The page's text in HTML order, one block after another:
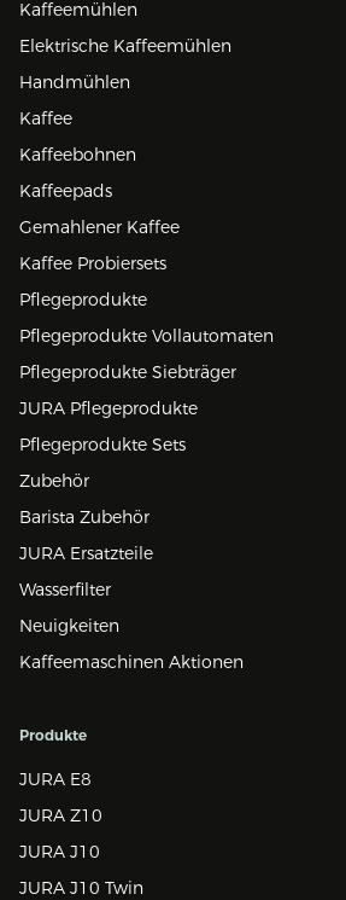
Kaffeemühlen
Elektrische Kaffeemühlen
Handmühlen
Kaffee
Kaffeebohnen
Kaffeepads
Gemahlener Kaffee
Kaffee Probiersets
Pflegeprodukte
Pflegeprodukte Vollautomaten
Pflegeprodukte Siebträger
JURA Pflegeprodukte
Pflegeprodukte Sets
Zubehör
Barista Zubehör
JURA Ersatzteile
Wasserfilter
Neuigkeiten
Kaffeemaschinen Aktionen
Produkte
JURA E8
JURA Z10
JURA J10
JURA J10 Twin